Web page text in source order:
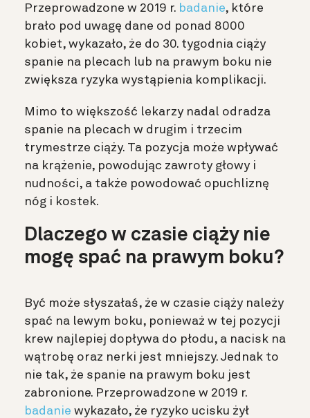
Przeprowadzone w 2019 r. badanie, które
brało pod uwagę dane od ponad 8000
kobiet, wykazało, że do 30. tygodnia ciąży
spanie na plecach lub na prawym boku nie
zwiększa ryzyka wystąpienia komplikacji.
Mimo to większość lekarzy nadal odradza
spanie na plecach w drugim i trzecim
trymestrze ciąży. Ta pozycja może wpływać
na krążenie, powodując zawroty głowy i
nudności, a także powodować opuchliznę
nóg i kostek.
Dlaczego w czasie ciąży nie
mogę spać na prawym boku?
Być może słyszałaś, że w czasie ciąży należy
spać na lewym boku, ponieważ w tej pozycji
krew najlepiej dopływa do płodu, a nacisk na
wątrobę oraz nerki jest mniejszy. Jednak to
nie tak, że spanie na prawym boku jest
zabronione. Przeprowadzone w 2019 r.
badanie wykazało, że ryzyko ucisku żył